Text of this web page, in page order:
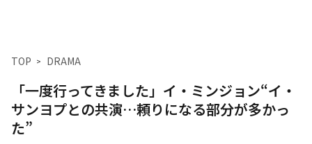
TOP DRAMA
「一度行ってきました」イ・ミンジョン“イ・
サンヨプとの共演…頼りになる部分が多かっ
た”